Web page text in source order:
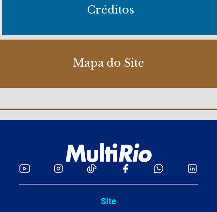
Créditos
Mapa do Site
Site